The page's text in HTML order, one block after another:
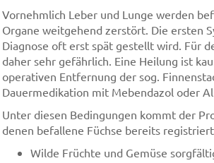
Vornehmlich Leber und Lunge werden
Organe weitgehend zerstört. Die ersten
Diagnose oft erst spät gestellt wird. Für
daher sehr gefährlich. Eine Heilung ist
operativen Entfernung der sog.
Dauermedikation mit Mebendazol oder
Unter diesen Bedingungen kommt der
denen befallene Füchse bereits
Wilde Früchte und Gemüse